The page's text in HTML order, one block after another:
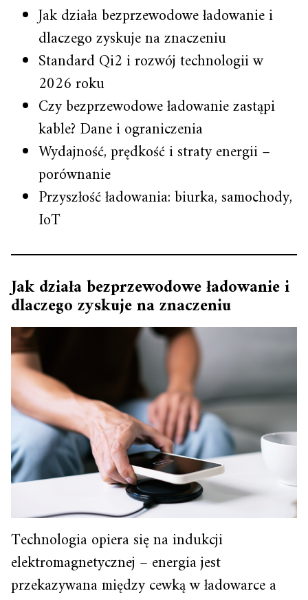
Jak działa bezprzewodowe ładowanie i
dlaczego zyskuje na znaczeniu
Standard Qi2 i rozwój technologii w
2026 roku
Czy bezprzewodowe ładowanie zastąpi
kable? Dane i ograniczenia
Wydajność, prędkość i straty energii –
porównanie
Przyszłość ładowania: biurka, samochody,
IoT
Jak działa bezprzewodowe ładowanie i
dlaczego zyskuje na znaczeniu
Technologia opiera się na indukcji
elektromagnetycznej – energia jest
przekazywana między cewką w ładowarce a